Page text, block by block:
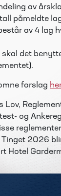
av
påmeldte
av 4 lag
skal det
forslag her
Lov,
og
2026
Hotel